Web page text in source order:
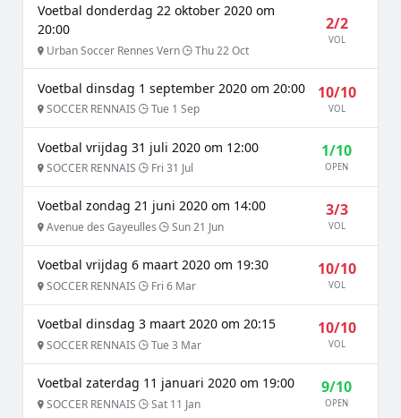
Voetbal donderdag 22 oktober 2020 om
20:00
Urban Soccer Rennes Vern Thu 22 Oct
2/2
VOL
Voetbal dinsdag 1 september 2020 om 20:00
SOCCER RENNAIS Tue 1 Sep
10/10
VOL
Voetbal vrijdag 31 juli 2020 om 12:00
SOCCER RENNAIS Fri 31 Jul
1/10
OPEN
Voetbal zondag 21 juni 2020 om 14:00
Avenue des Gayeulles Sun 21 Jun
3/3
VOL
Voetbal vrijdag 6 maart 2020 om 19:30
SOCCER RENNAIS Fri 6 Mar
10/10
VOL
Voetbal dinsdag 3 maart 2020 om 20:15
SOCCER RENNAIS Tue 3 Mar
10/10
VOL
Voetbal zaterdag 11 januari 2020 om 19:00
SOCCER RENNAIS Sat 11 Jan
9/10
OPEN